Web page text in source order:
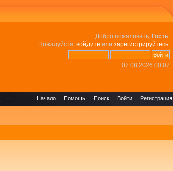
Добро пожаловать, Гость.
Пожалуйста, войдите или зарегистрируйтесь.
07.08.2026 00:07
Регистрация
Войти
Поиск
Помощь
Начало